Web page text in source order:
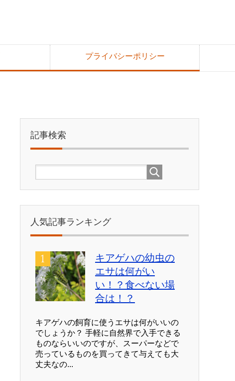
プライバシーポリシー
記事検索
人気記事ランキング
キアゲハの幼虫の
エサは何がい
い！？食べない場
合は！？
キアゲハの飼育に使うエサは何がいいの
でしょうか？ 手軽に自然界で入手できる
ものならいいのですが、スーパーなどで
売っているものを買ってきて与えても大
丈夫なの...